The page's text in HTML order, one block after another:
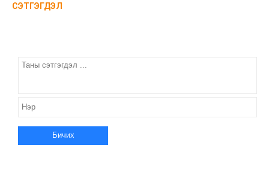
СЭТГЭГДЭЛ